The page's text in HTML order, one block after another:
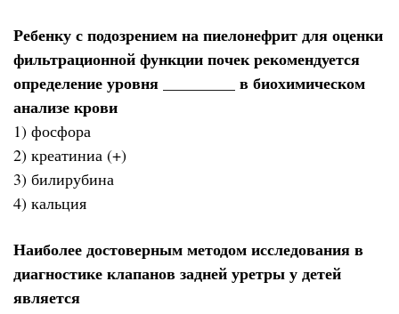
Ребенку с подозрением на пиелонефрит для оценки
фильтрационной функции почек рекомендуется
определение уровня _________ в биохимическом
анализе крови
1) фосфора
2) креатиниа (+)
3) билирубина
4) кальция
Наиболее достоверным методом исследования в
диагностике клапанов задней уретры у детей
является